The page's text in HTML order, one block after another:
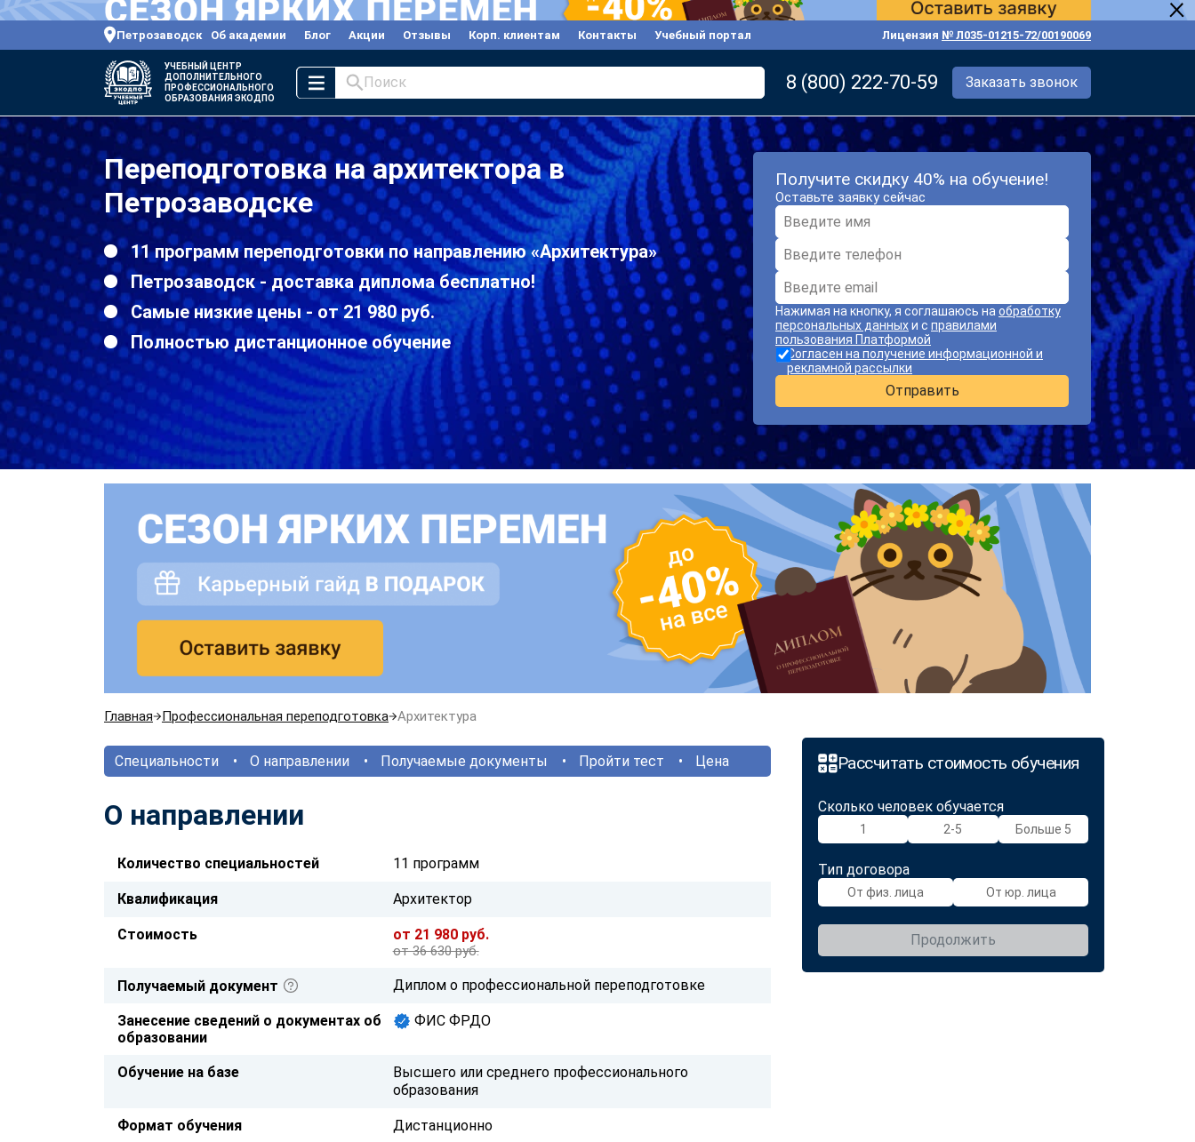
Петрозаводск Об академии Блог Акции Отзывы Корп. клиентам Контакты Учебный портал Лицензия № Л035-01215-72/00190069
УЧЕБНЫЙ ЦЕНТР
ДОПОЛНИТЕЛЬНОГО
ПРОФЕССИОНАЛЬНОГО
ОБРАЗОВАНИЯ ЭКОДПО
Поиск 8 (800) 222-70-59 Заказать звонок
Переподготовка на архитектора в
Петрозаводске
11 программ переподготовки по направлению «Архитектура»
Петрозаводск - доставка диплома бесплатно!
Самые низкие цены - от 21 980 руб.
Полностью дистанционное обучение
Получите скидку 40% на обучение!
Оставьте заявку сейчас
Нажимая на кнопку, я соглашаюсь на обработку
персональных данныхи с правилами
пользования Платформой
Согласен на получение информационной и
рекламной рассылки
Отправить
Главная Профессиональная переподготовка Архитектура
Рассчитать стоимость обучения
Сколько человек обучается
1 2-5 Больше 5
Тип договора
От физ. лица От юр. лица
Продолжить
Специальности О направлении Получаемые документы Пройти тест Цена
О направлении
Количество специальностей 11 программ
Квалификация Архитектор
Стоимость от 21 980 руб.
от 36 630 руб.
Получаемый документ Диплом о профессиональной переподготовке
Занесение сведений о документах об
образовании
ФИС ФРДО
Обучение на базе
Высшего или среднего профессионального
образования
Формат обучения Дистанционно